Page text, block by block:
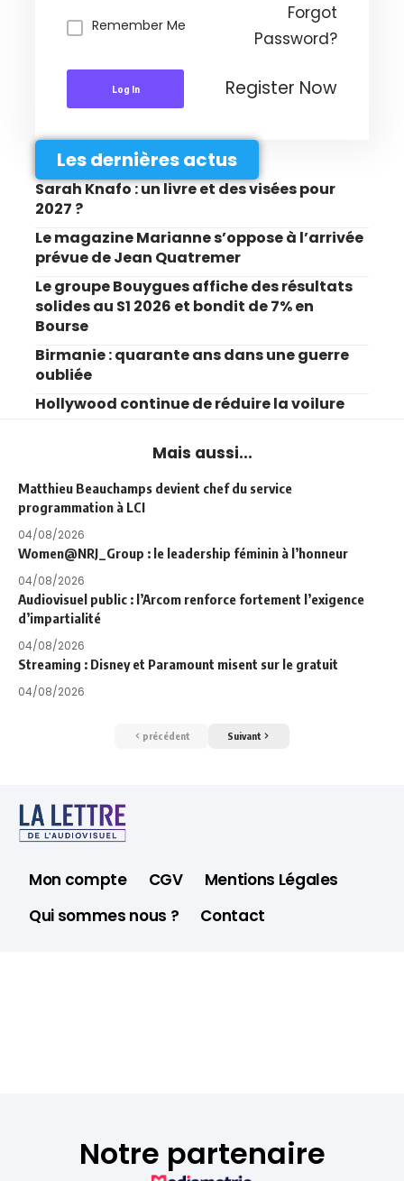
Remember Me
Forgot
Password?
Log In Register Now
Les dernières actus
Sarah Knafo : un livre et des visées pour
2027 ?
Le magazine Marianne s’oppose à l’arrivée
prévue de Jean Quatremer
Le groupe Bouygues affiche des résultats
solides au S1 2026 et bondit de 7% en
Bourse
Birmanie : quarante ans dans une guerre
oubliée
Hollywood continue de réduire la voilure
Mais aussi...
Matthieu Beauchamps devient chef du service
programmation à LCI
04/08/2026
Women@NRJ_Group : le leadership féminin à l’honneur
04/08/2026
Audiovisuel public : l’Arcom renforce fortement l’exigence
d’impartialité
04/08/2026
Streaming : Disney et Paramount misent sur le gratuit
04/08/2026
précédent Suivant
Mon compte CGV
Mentions Légales
Qui sommes nous ?
Contact
Notre partenaire